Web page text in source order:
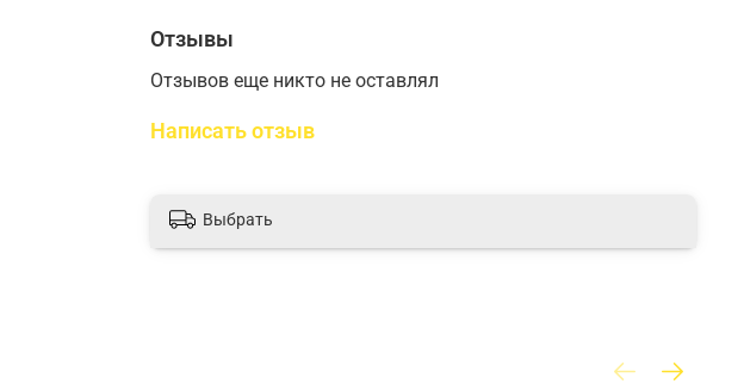
Отзывы
Отзывов еще никто не оставлял
Написать отзыв
Выбрать